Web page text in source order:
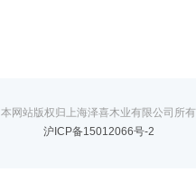
本网站版权归上海泽喜木业有限公司所有
沪ICP备15012066号-2